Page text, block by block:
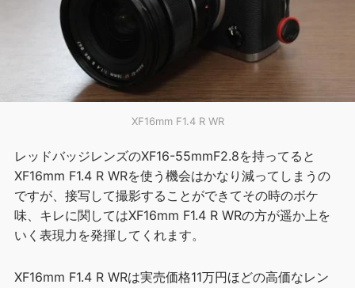
XF16mm F1.4 R WR
レッドバッジレンズのXF16-55mmF2.8を持ってると
XF16mm F1.4 R WRを使う機会はかなり減ってしまうの
ですが、接写して撮影することができてその時のボケ
味、キレに関してはXF16mm F1.4 R WRの方が遥か上を
いく表現力を発揮してくれます。
XF16mm F1.4 R WRは実売価格11万円ほどの高価なレン